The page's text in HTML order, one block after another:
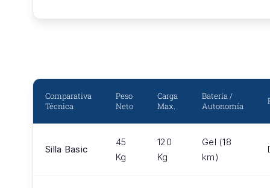
Comparativa
Técnica
Peso
Neto
Carga
Max.
Batería /
Autonomía
Silla Basic
45
Kg
120
Kg
Gel (18
km)